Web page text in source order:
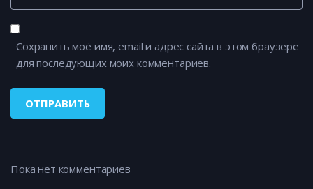
Сохранить моё имя, email и адрес сайта в этом браузере
для последующих моих комментариев.
Пока нет комментариев